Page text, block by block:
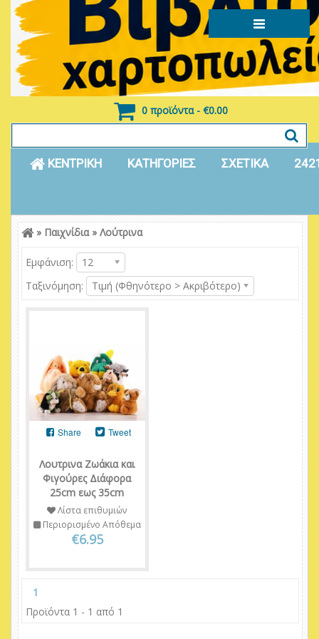
0 προϊόντα - €0.00
ΚΕΝΤΡΙΚΗ ΚΑΤΗΓΟΡΙΕΣ ΣΧΕΤΙΚΑ
Είσοδος
» Παιχνίδια» Λούτρινα
Εμφάνιση:
12
Ταξινόμηση:
Τιμή (Φθηνότερο > Ακριβότερο)
Λουτρινα Ζωάκια και
Φιγούρες Διάφορα
25cm εως 35cm
Share Tweet
Λίστα επιθυμιών
Περιορισμένο Απόθεμα
€6.95
1
Προϊόντα 1 - 1 από 1